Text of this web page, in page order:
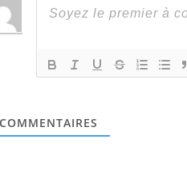
COMMENTAIRES